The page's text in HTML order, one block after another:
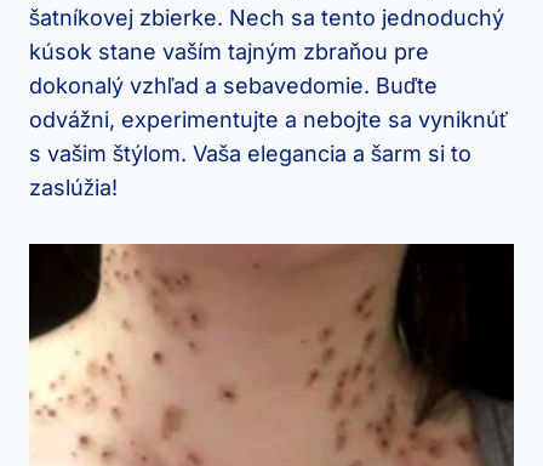
šatníkovej zbierke. Nech sa tento jednoduchý
kúsok stane vaším tajným zbraňou pre
dokonalý vzhľad a sebavedomie. Buďte
odvážni, experimentujte a nebojte sa vyniknúť
s vašim štýlom. Vaša elegancia a šarm si to
zaslúžia!